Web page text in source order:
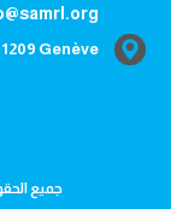
Genève
جميع الحقوق